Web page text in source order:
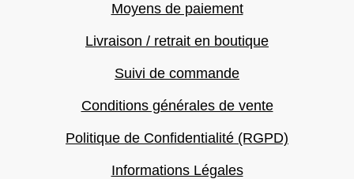
Moyens de paiement
Livraison / retrait en boutique
Suivi de commande
Conditions générales de vente
Politique de Confidentialité (RGPD)
Informations Légales